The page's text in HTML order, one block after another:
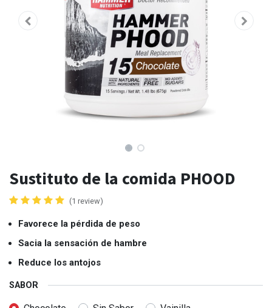
Sustituto de la comida PHOOD
(1 review)
Favorece la pérdida de peso
Sacia la sensación de hambre
Reduce los antojos
SABOR